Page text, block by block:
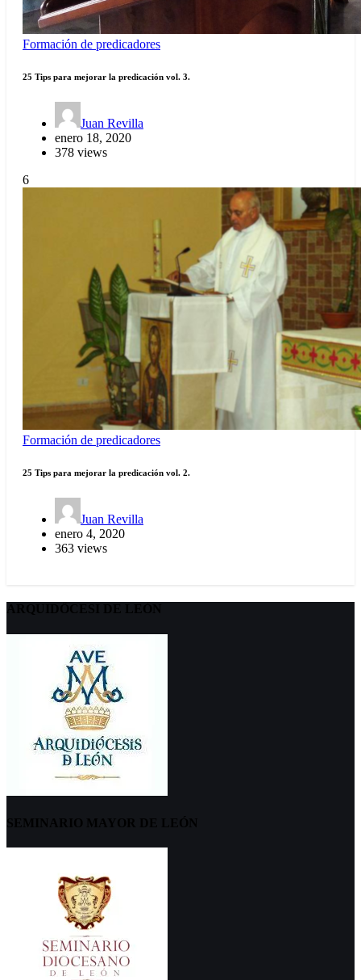
Formación de predicadores
25 Tips para mejorar la predicación vol. 3.
Juan Revilla
enero 18, 2020
378 views
6
Formación de predicadores
25 Tips para mejorar la predicación vol. 2.
Juan Revilla
enero 4, 2020
363 views
ARQUIDÖCESI DE LEÓN
SEMINARIO MAYOR DE LEÓN